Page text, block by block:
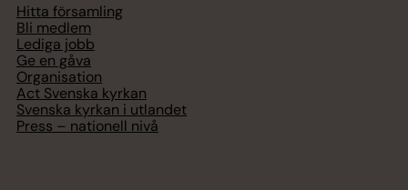
Hitta församling
Bli medlem
Lediga jobb
Ge en gåva
Organisation
Act Svenska kyrkan
Svenska kyrkan i utlandet
Press – nationell nivå